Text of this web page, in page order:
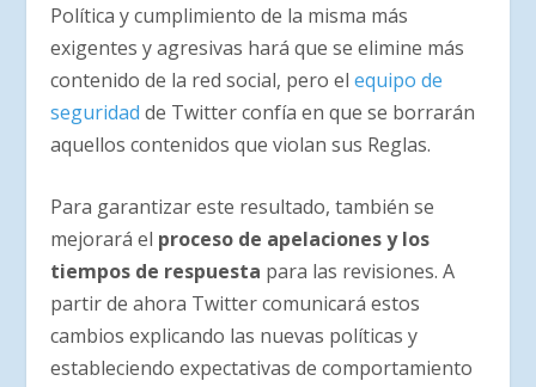
Política y cumplimiento de la misma más
exigentes y agresivas hará que se elimine más
contenido de la red social, pero elequipo de
seguridad de Twitter confía en que se borrarán
aquellos contenidos que violan sus Reglas.
Para garantizar este resultado, también se
mejorará el proceso de apelaciones y los
tiempos de respuesta para las revisiones. A
partir de ahora Twitter comunicará estos
cambios explicando las nuevas políticas y
estableciendo expectativas de comportamiento